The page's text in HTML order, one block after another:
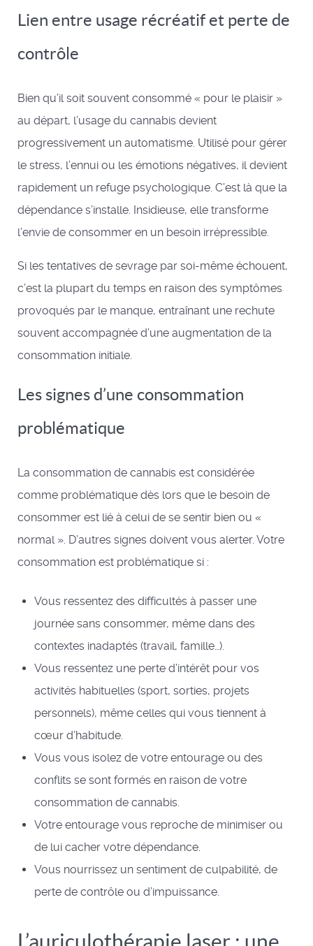
Lien entre usage récréatif et perte de
contrôle
Bien qu’il soit souvent consommé « pour le plaisir »
au départ, l’usage du cannabis devient
progressivement un automatisme. Utilisé pour gérer
le stress, l’ennui ou les émotions négatives, il devient
rapidement un refuge psychologique. C’est là que la
dépendance s’installe. Insidieuse, elle transforme
l’envie de consommer en un besoin irrépressible.
Si les tentatives de sevrage par soi-même échouent,
c’est la plupart du temps en raison des symptômes
provoqués par le manque, entraînant une rechute
souvent accompagnée d’une augmentation de la
consommation initiale.
Les signes d’une consommation
problématique
La consommation de cannabis est considérée
comme problématique dès lors que le besoin de
consommer est lié à celui de se sentir bien ou «
normal ». D’autres signes doivent vous alerter. Votre
consommation est problématique si :
Vous ressentez des difficultés à passer une
journée sans consommer, même dans des
contextes inadaptés (travail, famille…).
Vous ressentez une perte d’intérêt pour vos
activités habituelles (sport, sorties, projets
personnels), même celles qui vous tiennent à
cœur d’habitude.
Vous vous isolez de votre entourage ou des
conflits se sont formés en raison de votre
consommation de cannabis.
Votre entourage vous reproche de minimiser ou
de lui cacher votre dépendance.
Vous nourrissez un sentiment de culpabilité, de
perte de contrôle ou d’impuissance.
L’auriculothérapie laser : une